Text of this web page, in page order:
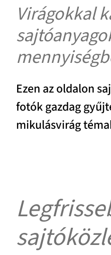
Virágokkal
Ezen az oldalon
fotók gazdag
mikulásvirág